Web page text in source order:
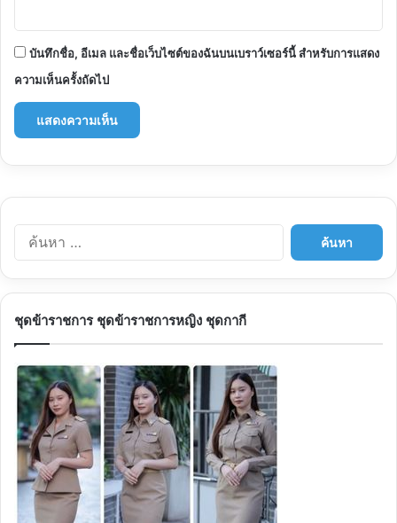
บันทึกชื่อ, อีเมล และชื่อเว็บไซต์ของฉันบนเบราว์เซอร์นี้ สำหรับการแสดง
ความเห็นครั้งถัดไป
ค้นหา
ชุดข้าราชการ ชุดข้าราชการหญิง ชุดกากี